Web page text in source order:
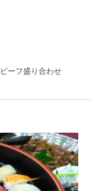
ーフ盛り合わせ